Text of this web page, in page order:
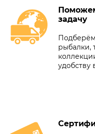
задачу
рыбалки,
удобству